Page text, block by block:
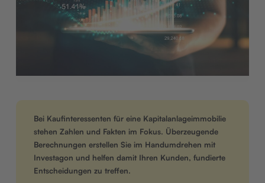
Bei Kaufinteressenten für eine Kapitalanlageimmobilie
stehen Zahlen und Fakten im Fokus. Überzeugende
Berechnungen erstellen Sie im Handumdrehen mit
Investagon und helfen damit Ihren Kunden, fundierte
Entscheidungen zu treffen.